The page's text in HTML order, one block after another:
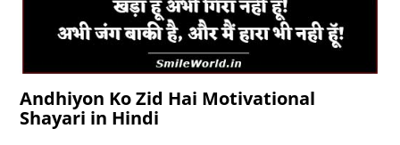
Andhiyon Ko Zid Hai Motivational
Shayari in Hindi